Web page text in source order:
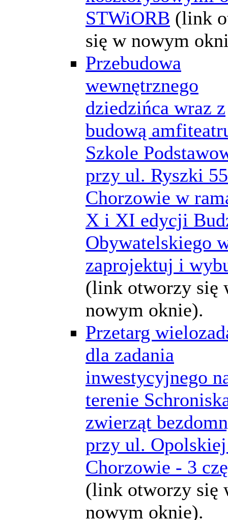
STWiORB (link
się w nowym
Przebudowa
wewnętrznego
dziedzińca wraz z
budową
Szkole
przy ul. Ryszki
Chorzowie w
X i XI edycji
Obywatelskiego
zaprojektuj i
(link otworzy się
nowym oknie).
Przetarg
dla zadania
inwestycyjnego
terenie
zwierząt
przy ul.
Chorzowie - 3
(link otworzy się
nowym oknie).